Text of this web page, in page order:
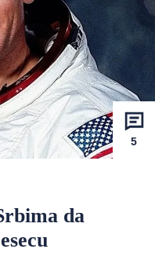
5
da